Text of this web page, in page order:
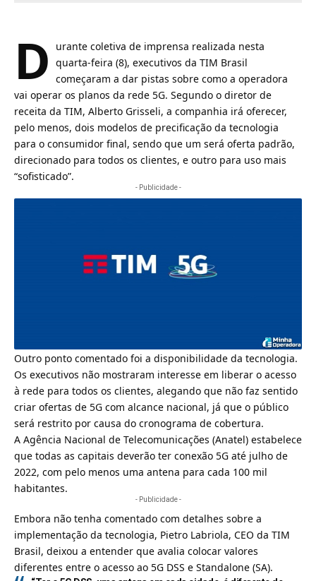
D
urante coletiva de imprensa realizada nesta
quarta-feira (8), executivos da TIM Brasil
começaram a dar pistas sobre como a operadora
vai operar os planos da rede 5G. Segundo o diretor de
receita da TIM, Alberto Grisseli, a companhia irá oferecer,
pelo menos, dois modelos de precificação da tecnologia
para o consumidor final, sendo que um será oferta padrão,
direcionado para todos os clientes, e outro para uso mais
“sofisticado”.
- Publicidade -
Outro ponto comentado foi a disponibilidade da tecnologia.
Os executivos não mostraram interesse em liberar o acesso
à rede para todos os clientes, alegando que não faz sentido
criar ofertas de 5G com alcance nacional, já que o público
será restrito por causa do cronograma de cobertura.
A Agência Nacional de Telecomunicações (Anatel) estabelece
que todas as capitais deverão ter conexão 5G até julho de
2022, com pelo menos uma antena para cada 100 mil
habitantes.
- Publicidade -
Embora não tenha comentado com detalhes sobre a
implementação da tecnologia, Pietro Labriola, CEO da TIM
Brasil, deixou a entender que avalia colocar valores
diferentes entre o acesso ao 5G DSS e Standalone (SA).